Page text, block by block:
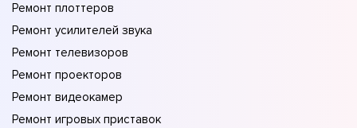
Ремонт плоттеров
Ремонт усилителей звука
Ремонт телевизоров
Ремонт проекторов
Ремонт видеокамер
Ремонт игровых приставок